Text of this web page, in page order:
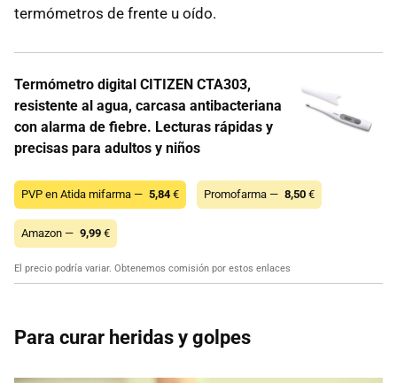
termómetros de frente u oído.
Termómetro digital CITIZEN CTA303,
resistente al agua, carcasa antibacteriana
con alarma de fiebre. Lecturas rápidas y
precisas para adultos y niños
PVP en Atida mifarma — 5,84€ Promofarma — 8,50 €
Amazon — 9,99 €
El precio podría variar. Obtenemos comisión por estos enlaces
Para curar heridas y golpes